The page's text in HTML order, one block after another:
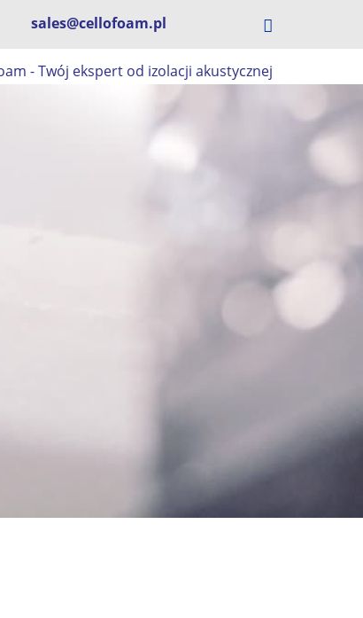
sales@cellofoam.pl